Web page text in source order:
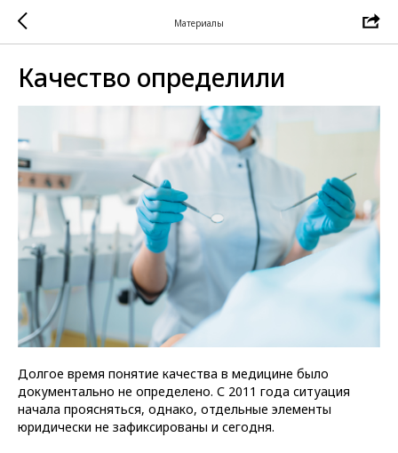
Материалы
Качество определили
Долгое время понятие качества в медицине было
документально не определено. С 2011 года ситуация
начала проясняться, однако, отдельные элементы
юридически не зафиксированы и сегодня.